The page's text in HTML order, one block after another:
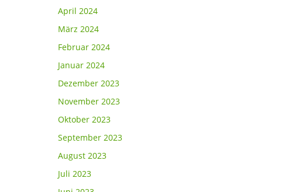
April 2024
März 2024
Februar 2024
Januar 2024
Dezember 2023
November 2023
Oktober 2023
September 2023
August 2023
Juli 2023